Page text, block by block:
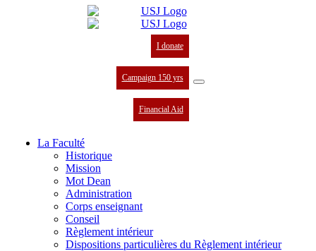
I donate
Campaign 150 yrs
Financial Aid
La Faculté
Historique
Mission
Mot Dean
Administration
Corps enseignant
Conseil
Règlement intérieur
Dispositions particulières du Règlement intérieur